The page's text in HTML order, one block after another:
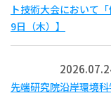
ト技術大会において
9日（木）】
先端研究院沿岸環境